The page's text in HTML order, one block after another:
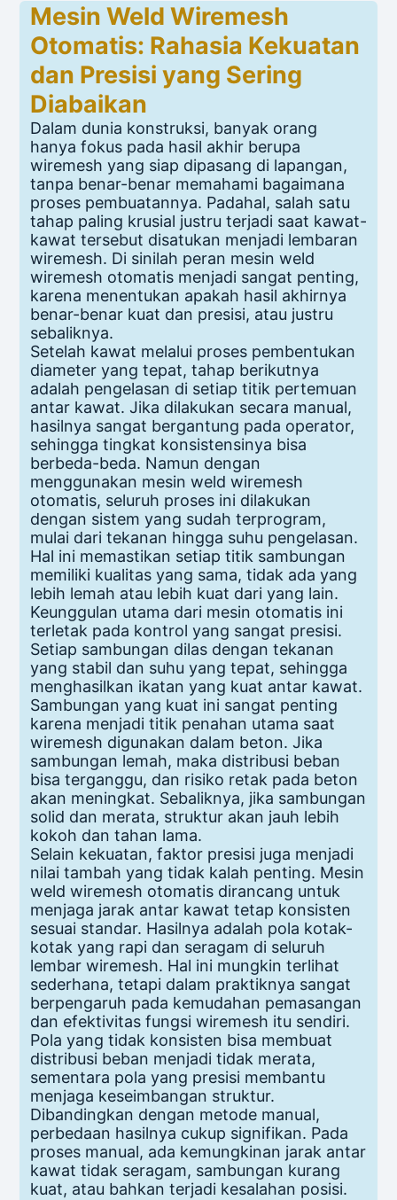
Mesin Weld Wiremesh
Otomatis: Rahasia Kekuatan
dan Presisi yang Sering
Diabaikan
Dalam dunia konstruksi, banyak orang
hanya fokus pada hasil akhir berupa
wiremesh yang siap dipasang di lapangan,
tanpa benar-benar memahami bagaimana
proses pembuatannya. Padahal, salah satu
tahap paling krusial justru terjadi saat kawat-
kawat tersebut disatukan menjadi lembaran
wiremesh. Di sinilah peran mesin weld
wiremesh otomatis menjadi sangat penting,
karena menentukan apakah hasil akhirnya
benar-benar kuat dan presisi, atau justru
sebaliknya.
Setelah kawat melalui proses pembentukan
diameter yang tepat, tahap berikutnya
adalah pengelasan di setiap titik pertemuan
antar kawat. Jika dilakukan secara manual,
hasilnya sangat bergantung pada operator,
sehingga tingkat konsistensinya bisa
berbeda-beda. Namun dengan
menggunakan mesin weld wiremesh
otomatis, seluruh proses ini dilakukan
dengan sistem yang sudah terprogram,
mulai dari tekanan hingga suhu pengelasan.
Hal ini memastikan setiap titik sambungan
memiliki kualitas yang sama, tidak ada yang
lebih lemah atau lebih kuat dari yang lain.
Keunggulan utama dari mesin otomatis ini
terletak pada kontrol yang sangat presisi.
Setiap sambungan dilas dengan tekanan
yang stabil dan suhu yang tepat, sehingga
menghasilkan ikatan yang kuat antar kawat.
Sambungan yang kuat ini sangat penting
karena menjadi titik penahan utama saat
wiremesh digunakan dalam beton. Jika
sambungan lemah, maka distribusi beban
bisa terganggu, dan risiko retak pada beton
akan meningkat. Sebaliknya, jika sambungan
solid dan merata, struktur akan jauh lebih
kokoh dan tahan lama.
Selain kekuatan, faktor presisi juga menjadi
nilai tambah yang tidak kalah penting. Mesin
weld wiremesh otomatis dirancang untuk
menjaga jarak antar kawat tetap konsisten
sesuai standar. Hasilnya adalah pola kotak-
kotak yang rapi dan seragam di seluruh
lembar wiremesh. Hal ini mungkin terlihat
sederhana, tetapi dalam praktiknya sangat
berpengaruh pada kemudahan pemasangan
dan efektivitas fungsi wiremesh itu sendiri.
Pola yang tidak konsisten bisa membuat
distribusi beban menjadi tidak merata,
sementara pola yang presisi membantu
menjaga keseimbangan struktur.
Dibandingkan dengan metode manual,
perbedaan hasilnya cukup signifikan. Pada
proses manual, ada kemungkinan jarak antar
kawat tidak seragam, sambungan kurang
kuat, atau bahkan terjadi kesalahan posisi.